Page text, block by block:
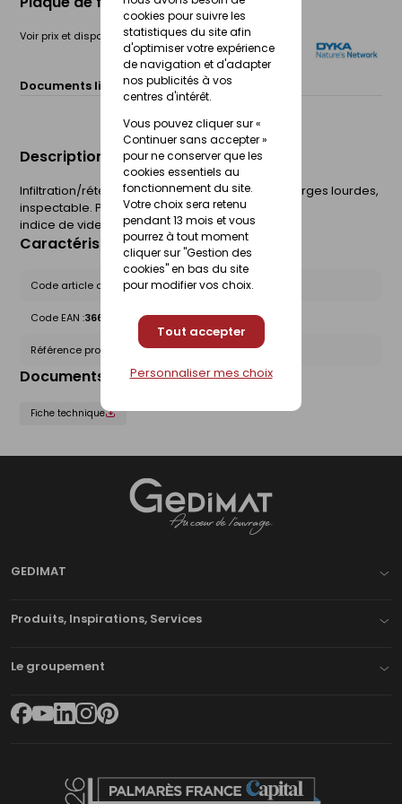
cookies pour suivre les
statistiques du site afin
d'optimiser votre expérience
de navigation et d'adapter
nos publicités à vos
centres d'intérêt.
Vous pouvez cliquer sur «
Continuer sans accepter »
pour ne conserver que les
cookies essentiels au
fonctionnement du site.
Votre choix sera retenu
pendant 13 mois et vous
pourrez à tout moment
cliquer sur "Gestion des
cookies" en bas du site
pour modifier vos choix.
Tout accepter
Personnaliser mes choix
Voir prix et disponibilité en magasin
Documents liés : Fiche technique
Description du produit
Infiltration/rétention des eaux pluviales sous charges lourdes,
inspectable. Présentation : Module de stockage
indice de vide de 95%. Matière : Polypropylène.
Caractéristiques du produit
Code article chez le fournisseur :20047067
Code EAN :3660864130281
Référence produit nationale Gedimat :30264066
Documents liés
Fiche technique
GEDIMAT
Produits, Inspirations, Services
Le groupement